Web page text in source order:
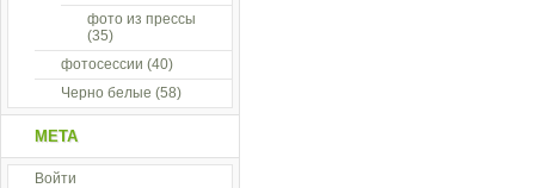
фото из прессы
(35)
фотосессии (40)
Черно белые (58)
МЕТА
Войти